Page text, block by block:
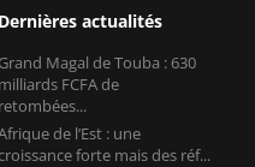
Dernières actualités
Grand Magal de Touba : 630
milliards FCFA de
retombées...
de l’Est : une
forte mais des réf...